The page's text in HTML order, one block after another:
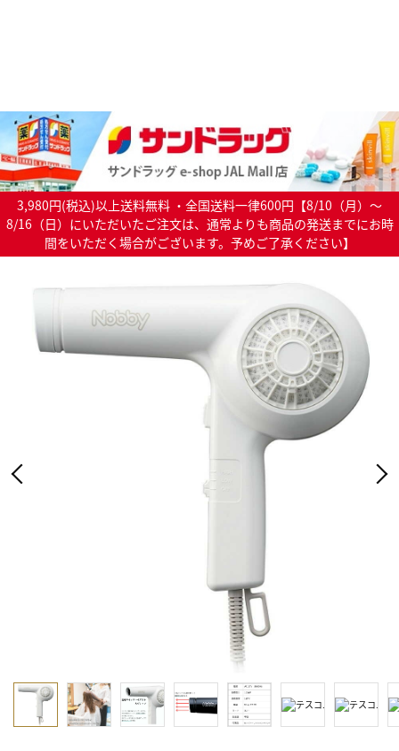
3,980円(税込)以上送料無料 ・全国送料一律600円【8/10（月）～
8/16（日）にいただいたご注文は、通常よりも商品の発送までにお時
間をいただく場合がございます。予めご了承ください】